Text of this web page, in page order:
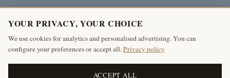
Producten
Mijn account
The Antique Fireplace Bank
YOUR PRIVACY, YOUR CHOICE
We use cookies for analytics and personalised advertising. You can
configure your preferences or accept all.Privacy policy
ACCEPT ALL